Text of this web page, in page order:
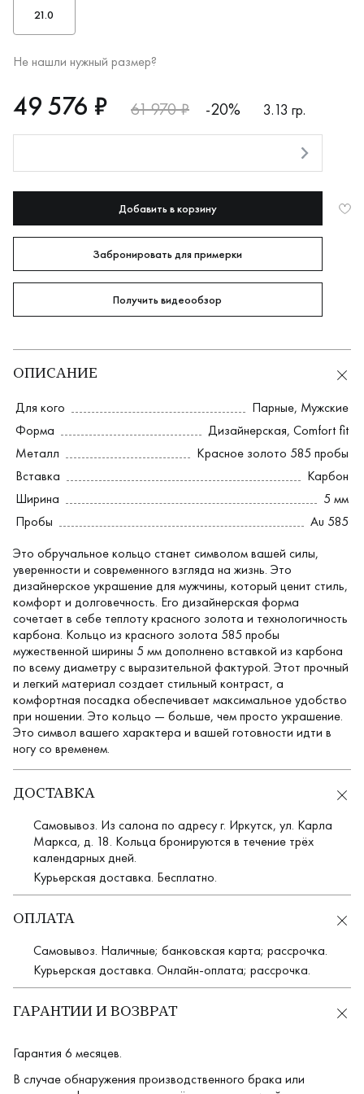
21.0
Не нашли нужный размер?
RUB
49576
49 576 ₽ 61 970 ₽ -20%
3.13 гр.
Добавить в корзину
Забронировать для примерки
Получить видеообзор
ОПИСАНИЕ
Для кого Парные, Мужские
Форма
Дизайнерская, Comfort fit
Металл
Красное золото 585 пробы
Вставка
Карбон
Ширина
5 мм
Пробы
Au 585
Это обручальное кольцо станет символом вашей силы,
уверенности и современного взгляда на жизнь. Это
дизайнерское украшение для мужчины, который ценит стиль,
комфорт и долговечность. Его дизайнерская форма
сочетает в себе теплоту красного золота и технологичность
карбона. Кольцо из красного золота 585 пробы
мужественной ширины 5 мм дополнено вставкой из карбона
по всему диаметру с выразительной фактурой. Этот прочный
и легкий материал создает стильный контраст, а
комфортная посадка обеспечивает максимальное удобство
при ношении. Это кольцо — больше, чем просто украшение.
Это символ вашего характера и вашей готовности идти в
ногу со временем.
ДОСТАВКА
Самовывоз. Из салона по адресу г. Иркутск, ул. Карла
Маркса, д. 18. Кольца бронируются в течение трёх
календарных дней.
Курьерская доставка. Бесплатно.
ОПЛАТА
Самовывоз. Наличные; банковская карта; рассрочка.
Курьерская доставка. Онлайн-оплата; рассрочка.
ГАРАНТИИ И ВОЗВРАТ
Гарантия 6 месяцев.
В случае обнаружения производственного брака или